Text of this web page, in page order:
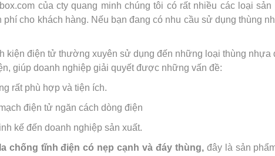
của cty quang minh chúng tôi có rất nhiều các loại
phí cho khách hàng. Nếu bạn đang có nhu cầu sử dụng thùng
kiện điện tử thường xuyên sử dụng đến những loại thùng
giúp doanh nghiệp giải quyết được những vấn đề:
rất phù hợp và tiện ích.
điện tử ngăn cách dòng điện
kế đến doanh nghiệp sản xuất.
chống tĩnh điện có nẹp cạnh và đáy thùng,đây là sản